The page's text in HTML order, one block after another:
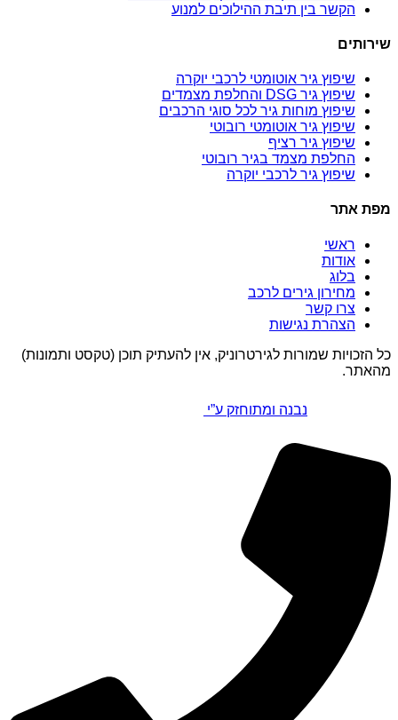
הקשר בין תיבת ההילוכים למנוע
שירותים
שיפוץ גיר אוטומטי לרכבי יוקרה
שיפוץ גיר DSG והחלפת מצמדים
שיפוץ מוחות גיר לכל סוגי הרכבים
שיפוץ גיר אוטומטי רובוטי
שיפוץ גיר רציף
החלפת מצמד בגיר רובוטי
שיפוץ גיר לרכבי יוקרה
מפת אתר
ראשי
אודות
בלוג
מחירון גירים לרכב
צרו קשר
הצהרת נגישות
כל הזכויות שמורות לגירטרוניק, אין להעתיק תוכן (טקסט ותמונות)
מהאתר.
נבנה ומתוחזק ע”י